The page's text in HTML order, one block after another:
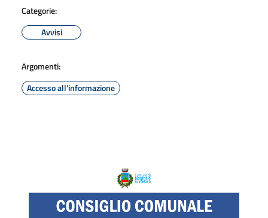
Categorie:
Avvisi
Argomenti:
Accesso all'informazione